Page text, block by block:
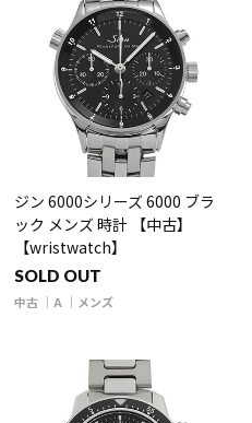
ジン 6000シリーズ 6000 ブラ
ック メンズ 時計 【中古】
【wristwatch】
SOLD OUT
中古 A メンズ